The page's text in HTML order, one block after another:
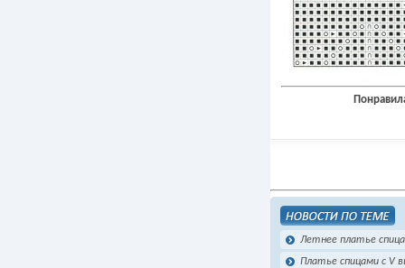
Летнее платье
Платье спицами с V